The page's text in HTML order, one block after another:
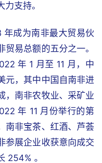
支持。
年成为南非最大贸易伙
易总额的五分之一。
年 1 月至 11 月，中
元，其中中国自南非进
，南非农牧业、采矿业
年 11 月份举行的第
南非宝茶、红酒、芦荟
参展企业收获意向成交
254% 。